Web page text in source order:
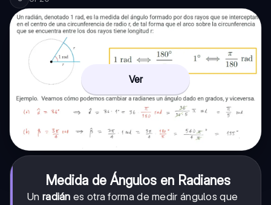
Ver
Medida de Ángulos en Radianes
Un radián es otra forma de medir ángulos que